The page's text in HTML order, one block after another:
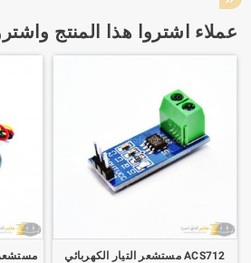
عملاء اشتروا هذا المنتج
ACS712 مستشعر التيار الكهربائي